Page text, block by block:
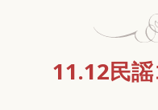
11.12民